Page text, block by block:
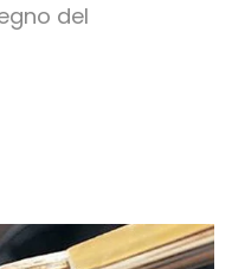
del